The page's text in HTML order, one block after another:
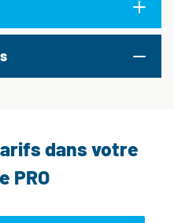
dans votre
PRO